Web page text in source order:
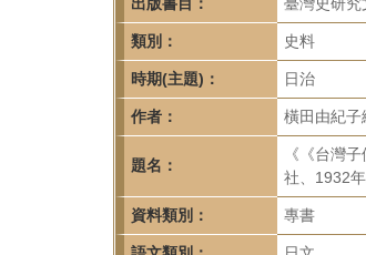
所-
首
頁
類別： 史料
時期(主題)： 日治
作者： 橫田由紀子
題名：
《《台灣
社、1932
資料類別： 專書